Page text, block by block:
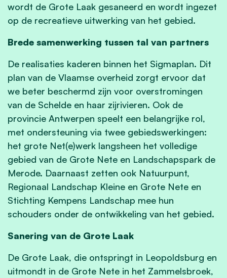
wordt de Grote Laak gesaneerd en wordt ingezet
op de recreatieve uitwerking van het gebied.
Brede samenwerking tussen tal van partners
De realisaties kaderen binnen het Sigmaplan. Dit
plan van de Vlaamse overheid zorgt ervoor dat
we beter beschermd zijn voor overstromingen
van de Schelde en haar zijrivieren. Ook de
provincie Antwerpen speelt een belangrijke rol,
met ondersteuning via twee gebiedswerkingen:
het grote Net(e)werk langsheen het volledige
gebied van de Grote Nete en Landschapspark de
Merode. Daarnaast zetten ook Natuurpunt,
Regionaal Landschap Kleine en Grote Nete en
Stichting Kempens Landschap mee hun
schouders onder de ontwikkeling van het gebied.
Sanering van de Grote Laak
De Grote Laak, die ontspringt in Leopoldsburg en
uitmondt in de Grote Nete in het Zammelsbroek,